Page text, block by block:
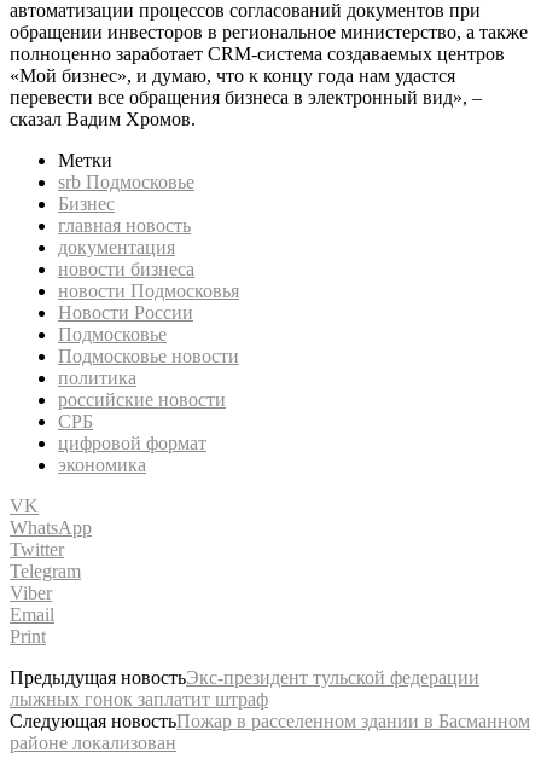
автоматизации процессов согласований документов при
обращении инвесторов в региональное министерство, а также
полноценно заработает CRM-система создаваемых центров
«Мой бизнес», и думаю, что к концу года нам удастся
перевести все обращения бизнеса в электронный вид», –
сказал Вадим Хромов.
Метки
srb Подмосковье
Бизнес
главная новость
документация
новости бизнеса
новости Подмосковья
Новости России
Подмосковье
Подмосковье новости
политика
российские новости
СРБ
цифровой формат
экономика
VK
WhatsApp
Twitter
Telegram
Viber
Email
Print
Предыдущая новостьЭкс-президент тульской федерации
лыжных гонок заплатит штраф
Следующая новостьПожар в расселенном здании в Басманном
районе локализован